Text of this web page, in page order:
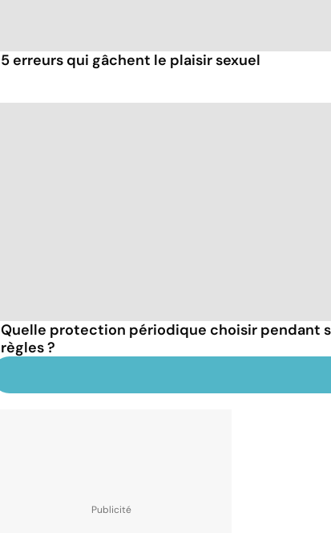
5 erreurs qui gâchent le plaisir sexuel
Quelle protection périodique choisir pendant
règles ?